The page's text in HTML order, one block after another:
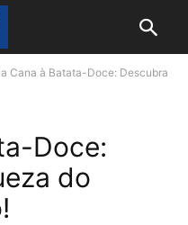
Cana à Batata-Doce: Descubra
Doce:
do